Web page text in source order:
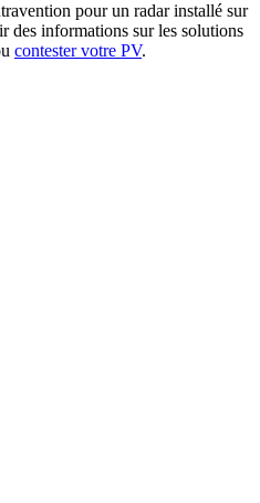
pour un radar installé sur
des informations sur les solutions
contester votre PV.